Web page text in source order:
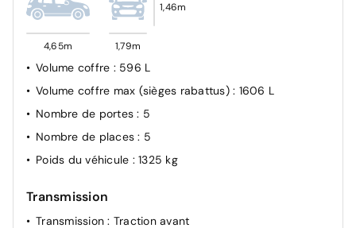
4,65m 1,79m
1,46m
Volume coffre : 596 L
Volume coffre max (sièges rabattus) : 1606 L
Nombre de portes: 5
Nombre de places: 5
Poids du véhicule : 1325 kg
Transmission
Transmission: Traction avant